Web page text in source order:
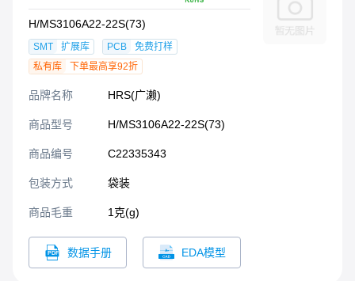
H/MS3106A22-22S(73)
SMT 扩展库 PCB
免费打样
私有库
下单最高享92折
品牌名称 HRS(广濑)
商品型号 H/MS3106A22-22S(73)
商品编号 C22335343
包装方式 袋装
商品毛重 1克(g)
数据手册 EDA模型